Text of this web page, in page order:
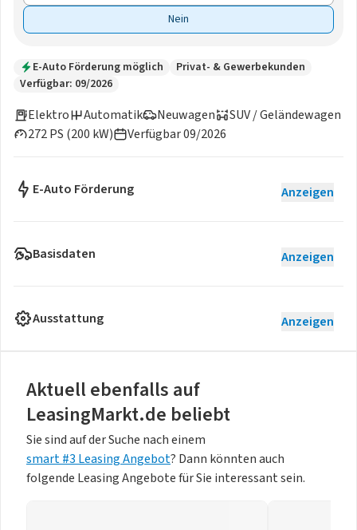
Nein
E-Auto Förderung möglich
Privat- & Gewerbekunden
Verfügbar: 09/2026
Elektro
Neuwagen
272 PS (200 kW)
Automatik
SUV / Geländewagen
Verfügbar 09/2026
E-Auto Förderung Anzeigen
Basisdaten Anzeigen
Ausstattung Anzeigen
Aktuell ebenfalls auf
LeasingMarkt.de beliebt
Sie sind auf der Suche nach einem
smart #3 Leasing Angebot? Dann könnten auch
folgende Leasing Angebote für Sie interessant sein.